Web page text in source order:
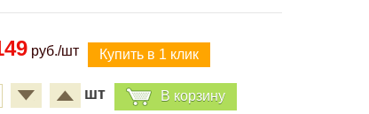
руб./шт
шт
В корзину